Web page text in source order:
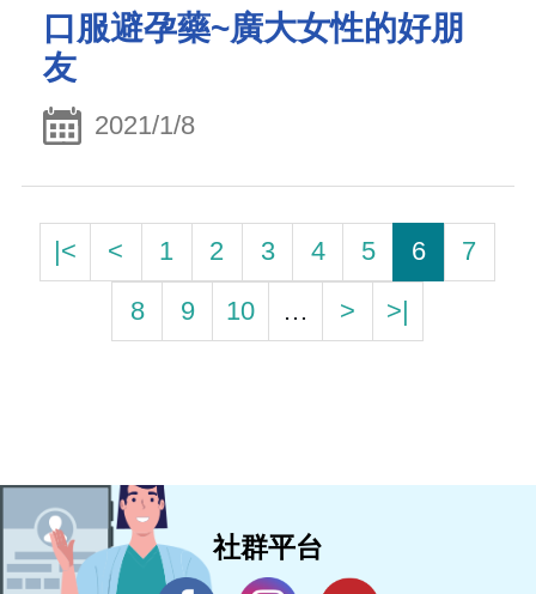
口服避孕藥~廣大女性的好朋
友
2021/1/8
|< < 1 2 3 4 5 6
7
8
9 10 … > >|
社群平台